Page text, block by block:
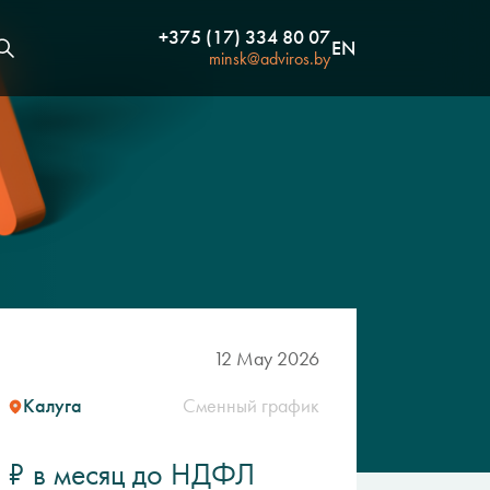
+375 (17) 334 80 07
minsk@adviros.byEN
12 May 2026
Калуга
Сменный график
₽ в месяц до НДФЛ